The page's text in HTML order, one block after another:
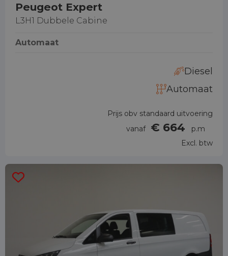
Peugeot Expert
L3H1 Dubbele Cabine
Automaat
Diesel
Automaat
Prijs obv standaard uitvoering
vanaf € 664
p.m
Excl. btw